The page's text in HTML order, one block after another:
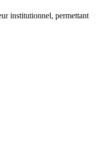
institutionnel, permettant